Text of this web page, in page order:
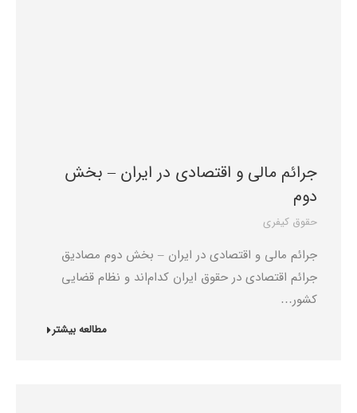
جرائم مالی و اقتصادی در ایران – بخش
دوم
حقوق کیفری
جرائم مالی و اقتصادی در ایران – بخش دوم مصادیق
جرائم اقتصادی در حقوق ایران کدام‌اند و نظام قضایی
کشور…
مطالعه بیشتر